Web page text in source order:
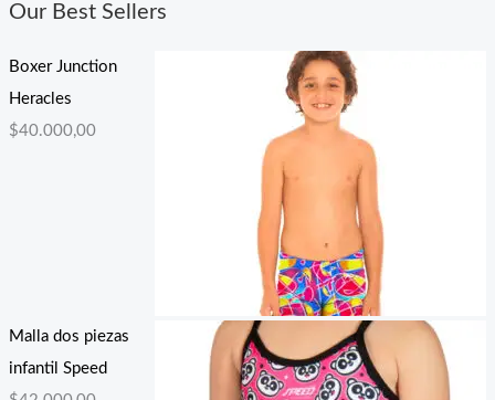
Our Best Sellers
Boxer Junction
Heracles
$40.000,00
Malla dos piezas
infantil Speed